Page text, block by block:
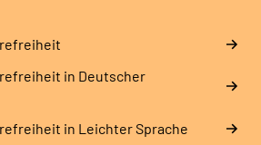
in Deutscher
in Leichter Sprache